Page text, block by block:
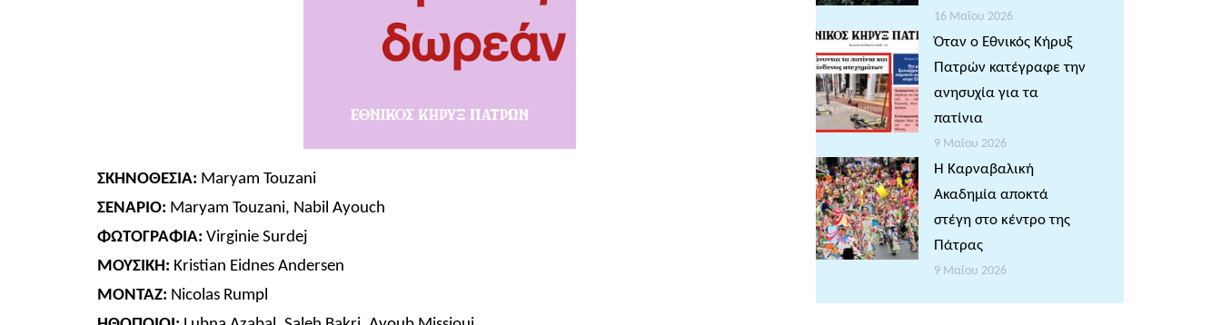
ΣΚΗΝΟΘΕΣΙΑ: Maryam Touzani
ΣΕΝΑΡΙΟ: Maryam Touzani, Nabil Ayouch
ΦΩΤΟΓΡΑΦΙΑ: Virginie Surdej
ΜΟΥΣΙΚΗ: Kristian Eidnes Andersen
ΜΟΝΤΑΖ: Nicolas Rumpl
16 Μαΐου 2026
Όταν ο Εθνικός Κήρυξ
Πατρών κατέγραφε την
ανησυχία για τα
πατίνια
9 Μαΐου 2026
Η Καρναβαλική
Ακαδημία αποκτά
στέγη στο κέντρο της
Πάτρας
9 Μαΐου 2026